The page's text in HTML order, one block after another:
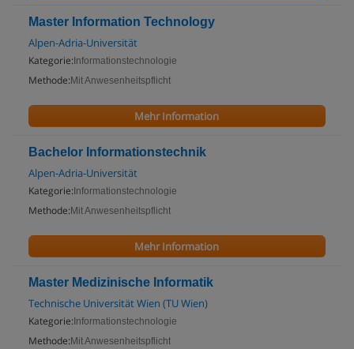
Master Information Technology
Alpen-Adria-Universität
Kategorie: Informationstechnologie
Methode: Mit Anwesenheitspflicht
Mehr Information
Bachelor Informationstechnik
Alpen-Adria-Universität
Kategorie: Informationstechnologie
Methode: Mit Anwesenheitspflicht
Mehr Information
Master Medizinische Informatik
Technische Universität Wien (TU Wien)
Kategorie: Informationstechnologie
Methode: Mit Anwesenheitspflicht